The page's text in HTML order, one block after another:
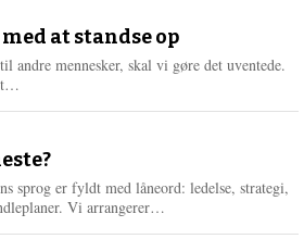
e
e
at standse op
andre mennesker, skal vi gøre det uventede.
e
e
sprog er fyldt med låneord: ledelse, strategi,
Vi arrangerer…